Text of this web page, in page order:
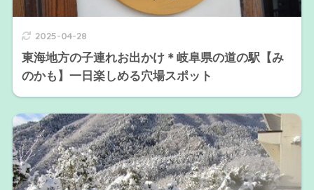
2025-04-28
東海地方の子連れお出かけ＊岐阜県の道の駅【み
のかも】一日楽しめる穴場スポット